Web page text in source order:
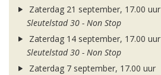
Zaterdag 21 september, 17.00 uur
Sleutelstad 30 - Non Stop
Zaterdag 14 september, 17.00 uur
Sleutelstad 30 - Non Stop
Zaterdag 7 september, 17.00 uur